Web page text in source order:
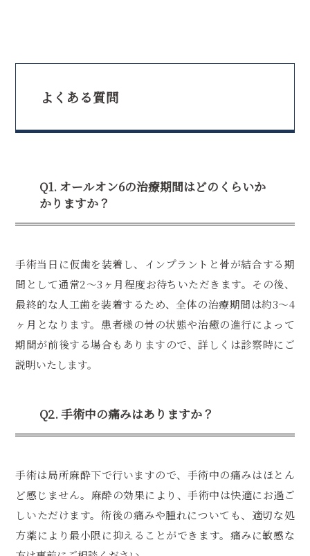
よくある質問
Q1. オールオン6の治療期間はどのくらいか
かりますか？
手術当日に仮歯を装着し、インプラントと骨が結合する期
間として通常2〜3ヶ月程度お待ちいただきます。その後、
最終的な人工歯を装着するため、全体の治療期間は約3〜4
ヶ月となります。患者様の骨の状態や治癒の進行によって
期間が前後する場合もありますので、詳しくは診察時にご
説明いたします。
Q2. 手術中の痛みはありますか？
手術は局所麻酔下で行いますので、手術中の痛みはほとん
ど感じません。麻酔の効果により、手術中は快適にお過ご
しいただけます。術後の痛みや腫れについても、適切な処
方薬により最小限に抑えることができます。痛みに敏感な